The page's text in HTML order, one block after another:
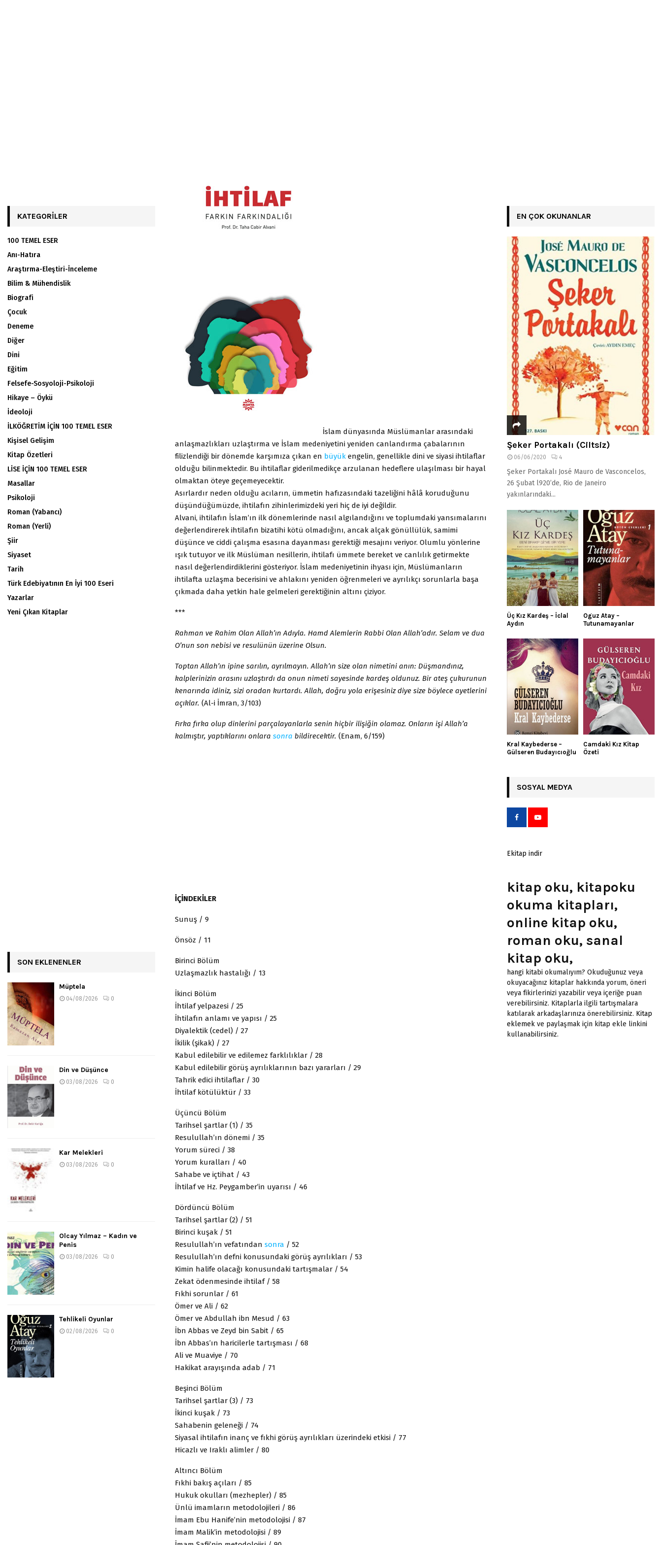
İslam dünyasında Müslümanlar arasındaki
anlaşmazlıkları uzlaştırma ve İslam medeniyetini yeniden canlandırma çabalarının
filizlendiği bir dönemde karşımıza çıkan en büyük engelin, genellikle dini ve siyasi ihtilaflar
olduğu bilinmektedir. Bu ihtilaflar giderilmedikçe arzulanan hedeflere ulaşılması bir hayal
olmaktan öteye geçemeyecektir.
Asırlardır neden olduğu acıların, ümmetin hafızasındaki tazeliğini hâlâ koruduğunu
düşündüğümüzde, ihtilafın zihinlerimizdeki yeri hiç de iyi değildir.
Alvani, ihtilafın İslam’ın ilk dönemlerinde nasıl algılandığını ve toplumdaki yansımalarını
değerlendirerek ihtilafın bizatihi kötü olmadığını, ancak alçak gönüllülük, samimi
düşünce ve ciddi çalışma esasına dayanması gerektiği mesajını veriyor. Olumlu yönlerine
ışık tutuyor ve ilk Müslüman nesillerin, ihtilafı ümmete bereket ve canlılık getirmekte
nasıl değerlendirdiklerini gösteriyor. İslam medeniyetinin ihyası için, Müslümanların
ihtilafta uzlaşma becerisini ve ahlakını yeniden öğrenmeleri ve ayrılıkçı sorunlarla başa
çıkmada daha yetkin hale gelmeleri gerektiğinin altını çiziyor.
***
Rahman ve Rahim Olan Allah’ın Adıyla. Hamd Alemlerin Rabbi Olan Allah’adır. Selam ve dua
O’nun son nebisi ve resulünün üzerine Olsun.
Toptan Allah’ın ipine sarılın, ayrılmayın. Allah’ın size olan nimetini anın: Düşmandınız,
kalplerinizin arasını uzlaştırdı da onun nimeti sayesinde kardeş oldunuz. Bir ateş çukurunun
kenarında idiniz, sizi oradan kurtardı. Allah, doğru yola erişesiniz diye size böylece ayetlerini
açıklar. (Al-i İmran, 3/103)
Fırka fırka olup dinlerini parçalayanlarla senin hiçbir ilişiğin olamaz. Onların işi Allah’a
kalmıştır, yaptıklarını onlara sonra bildirecektir. (Enam, 6/159)
İÇİNDEKİLER
Sunuş / 9
Önsöz / 11
Birinci Bölüm
Uzlaşmazlık hastalığı / 13
İkinci Bölüm
İhtilaf yelpazesi / 25
İhtilafın anlamı ve yapısı / 25
Diyalektik (cedel) / 27
İkilik (şikak) / 27
Kabul edilebilir ve edilemez farklılıklar / 28
Kabul edilebilir görüş ayrılıklarının bazı yararları / 29
Tahrik edici ihtilaflar / 30
İhtilaf kötülüktür / 33
Üçüncü Bölüm
Tarihsel şartlar (1) / 35
Resulullah’ın dönemi / 35
Yorum süreci / 38
Yorum kuralları / 40
Sahabe ve içtihat / 43
İhtilaf ve Hz. Peygamber’in uyarısı / 46
Dördüncü Bölüm
Tarihsel şartlar (2) / 51
Birinci kuşak / 51
Resulullah’ın vefatından sonra / 52
Resulullah’ın defni konusundaki görüş ayrılıkları / 53
Kimin halife olacağı konusundaki tartışmalar / 54
Zekat ödenmesinde ihtilaf / 58
Fıkhi sorunlar / 61
Ömer ve Ali / 62
Ömer ve Abdullah ibn Mesud / 63
İbn Abbas ve Zeyd bin Sabit / 65
İbn Abbas’ın haricilerle tartışması / 68
Ali ve Muaviye / 70
Hakikat arayışında adab / 71
Beşinci Bölüm
Tarihsel şartlar (3) / 73
İkinci kuşak / 73
Sahabenin geleneği / 74
Siyasal ihtilafın inanç ve fıkhi görüş ayrılıkları üzerindeki etkisi / 77
Hicazlı ve Iraklı alimler / 80
Altıncı Bölüm
Fıkhi bakış açıları / 85
Hukuk okulları (mezhepler) / 85
Ünlü imamların metodolojileri / 86
İmam Ebu Hanife’nin metodolojisi / 87
İmam Malik’in metodolojisi / 89
KATEGORILER
100 TEMEL ESER
Anı-Hatıra
Araştırma-Eleştiri-İnceleme
Bilim & Mühendislik
Biografi
Çocuk
Deneme
Diğer
Dini
Eğitim
Felsefe-Sosyoloji-Psikoloji
Hikaye – Öykü
İdeoloji
İLKÖĞRETİM İÇİN 100 TEMEL ESER
Kişisel Gelişim
Kitap Özetleri
LİSE İÇİN 100 TEMEL ESER
Masallar
Psikoloji
Roman (Yabancı)
Roman (Yerli)
Şiir
Siyaset
Tarih
Türk Edebiyatının En İyi 100 Eseri
Yazarlar
Yeni Çıkan Kitaplar
SON EKLENENLER
Müptela
04/08/2026 0
Din ve Düşünce
03/08/2026 0
Kar Melekleri
03/08/2026 0
Olcay Yılmaz – Kadın ve
Penis
03/08/2026 0
Tehlikeli Oyunlar
02/08/2026 0
EN ÇOK OKUNANLAR
Şeker Portakalı (Ciltsiz)
06/06/2020 4
Şeker Portakalı José Mauro de Vasconcelos,
26 Şubat l920’de, Rio de Janeiro
yakınlarındaki...
Üç Kız Kardeş – İclal
Aydın
Oguz Atay –
Tutunamayanlar
Kral Kaybederse –
Gülseren Budayıcıoğlu
Camdaki Kız Kitap
Özeti
SOSYAL MEDYA
Ekitap indir
kitap oku, kitapoku
okuma kitapları,
online kitap oku,
roman oku, sanal
kitap oku,
hangi kitabi okumalıyım? Okuduğunuz veya
okuyacağınız kitaplar hakkında yorum, öneri
veya fikirlerinizi yazabilir veya içeriğe puan
verebilirsiniz. Kitaplarla ilgili tartışmalara
katılarak arkadaşlarınıza önerebilirsiniz. Kitap
eklemek ve paylaşmak için kitap ekle linkini
kullanabilirsiniz.